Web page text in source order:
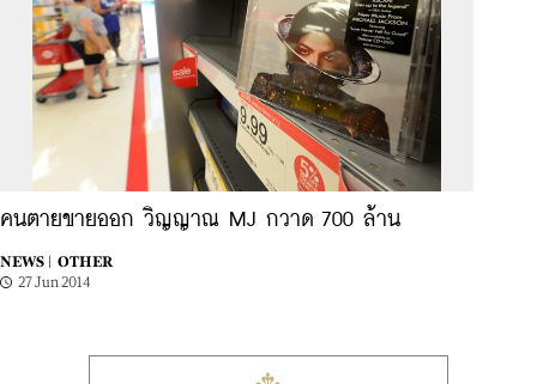
คนตายขายออก วิญญาณ MJ กวาด 700 ล้าน
NEWS |
OTHER
27 Jun 2014